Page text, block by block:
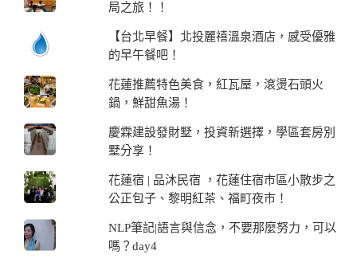
局之旅！！
【台北早餐】北投麗禧溫泉酒店，感受優雅
的早午餐吧！
花蓮推薦特色美食，紅瓦屋，滾燙石頭火
鍋，鮮甜魚湯！
慶霖建設發財墅，投資新選擇，學區套房別
墅分享！
花蓮宿 | 品沐民宿 ，花蓮住宿市區小散步之
公正包子、黎明紅茶、福町夜市！
NLP筆記|語言與信念，不要那麼努力，可以
嗎？day4